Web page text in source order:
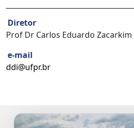
Diretor
Prof Dr Carlos Eduardo Zacarkim
e-mail
ddi@ufpr.br